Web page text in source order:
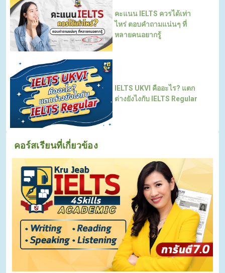
คะแนน IELTS ควรได้เท่า
ไหร่ ตอบคำถามแน่นๆ ที่
หลายคนอยากรู้
IELTS UKVI คืออะไร? แตก
ต่างยังไงกับ IELTS Regular
คอร์สเรียนที่เกี่ยวข้อง